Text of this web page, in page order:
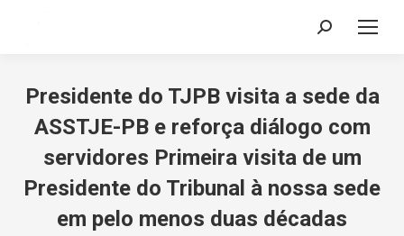
Search:
Presidente do TJPB visita a sede da
ASSTJE-PB e reforça diálogo com
servidores Primeira visita de um
Presidente do Tribunal à nossa sede
em pelo menos duas décadas